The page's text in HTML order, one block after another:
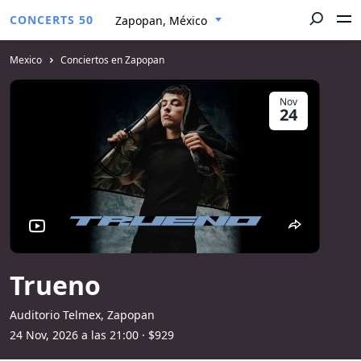
CONCERTS 50 Zapopan, México
Mexico Conciertos en Zapopan
Trueno
24 Nov, 2026 a las 21:00 · $929
Auditorio Telmex, Zapopan
Nov
24